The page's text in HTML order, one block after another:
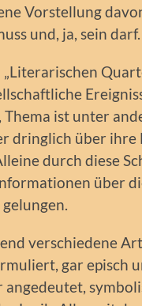
Vorstellung
und, ja, sein darf.
Thema ist unter
dringlich über ihre
durch diese
über
verschiedene
gar episch